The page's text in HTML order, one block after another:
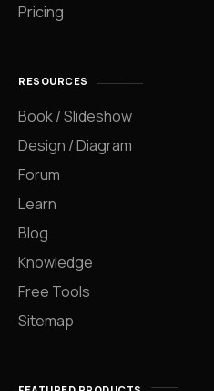
Pricing
RESOURCES
Book / Slideshow
Design / Diagram
Forum
Learn
Blog
Knowledge
Free Tools
Sitemap